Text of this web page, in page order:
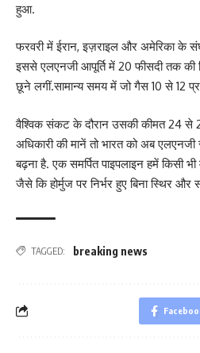
हुआ.
फरवरी में ईरान, इज़राइल और अमेरिका के
इससे एलएनजी आपूर्ति में 20 फीसदी तक
छूने लगीं.सामान्य समय में जो गैस 10 से 12
वैश्विक संकट के दौरान उसकी कीमत 24 से
अधिकारी की मानें तो भारत को अब एलएनजी
बढ़ना है. एक समर्पित पाइपलाइन हमें किसी
जैसे कि होर्मुज पर निर्भर हुए बिना स्थिर
TAGGED: breaking news